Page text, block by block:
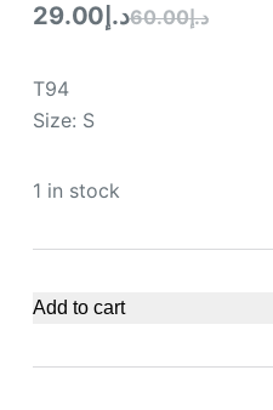
د.إ60.00د.إ 29.00
T94
Size: S
1 in stock
Add to cart